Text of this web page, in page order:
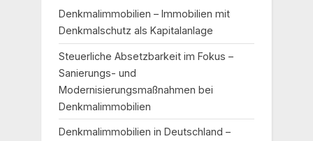
Denkmalimmobilien – Immobilien mit
Denkmalschutz als Kapitalanlage
Steuerliche Absetzbarkeit im Fokus –
Sanierungs- und
Modernisierungsmaßnahmen bei
Denkmalimmobilien
Denkmalimmobilien in Deutschland –